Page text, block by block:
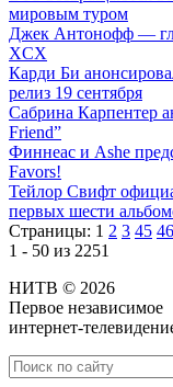
мировым туром
Джек Антонофф —
XCX
Карди Би
релиз 19 сентября
Сабрина Карпентер
Friend”
Финнеас и Ashe
Favors!
Тейлор Свифт
первых шести
Страницы: 1 2 3 45 46
1 - 50 из 2251
НИТВ © 2026
Первое независимое
интернет-